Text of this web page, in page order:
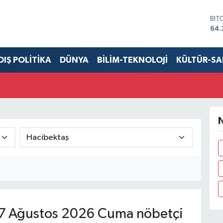
DIŞ POLİTİKA DÜNYA BİLİM-TEKNOLOJİ KÜLTÜR-
Ağustos 2026 Cuma nöbetçi